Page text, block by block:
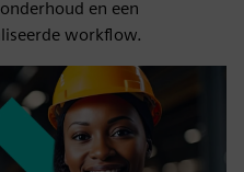
en een
workflow.